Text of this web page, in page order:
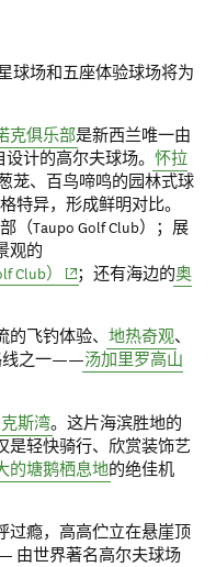
球场和五座体验球场将为
克俱乐部是新西兰唯一由
计的高尔夫球场。 怀拉
茏、百鸟啼鸣的园林式球
特异，形成鲜明对比。
（Taupo Golf Club）；展
观的
Club）
(opens in new window)
；还有海边的奥
飞钓体验、 地热奇观、
线之一——汤加里罗高山
斯湾。这片海滨胜地的
是轻快骑行、欣赏装饰艺
的塘鹅栖息地的绝佳机
过瘾，高高伫立在悬崖顶
由世界著名高尔夫球场